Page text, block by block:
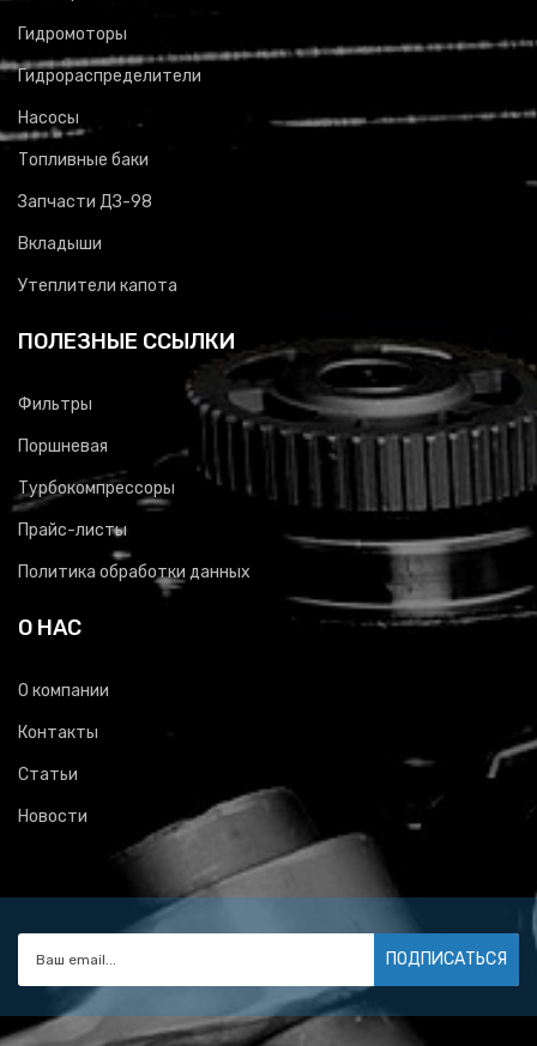
Гидромоторы
Гидрораспределители
Насосы
Топливные баки
Запчасти ДЗ-98
Вкладыши
Утеплители капота
ПОЛЕЗНЫЕ ССЫЛКИ
Фильтры
Поршневая
Турбокомпрессоры
Прайс-листы
Политика обработки данных
О НАС
О компании
Контакты
Статьи
Новости
ПОДПИСАТЬСЯ